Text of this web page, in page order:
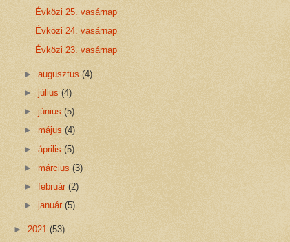
Évközi 25. vasárnap
Évközi 24. vasárnap
Évközi 23. vasárnap
►augusztus(4)
►július(4)
►június(5)
► május(4)
►április(5)
►március(3)
►február(2)
►január(5)
► 2021 (53)